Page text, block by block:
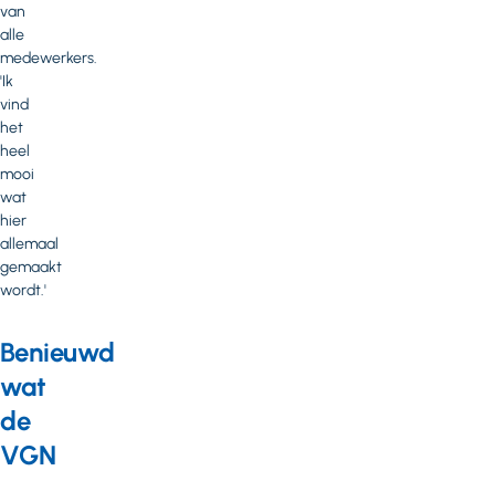
van
alle
medewerkers.
'Ik
vind
het
heel
mooi
wat
hier
allemaal
gemaakt
wordt.'
Benieuwd
wat
de
VGN